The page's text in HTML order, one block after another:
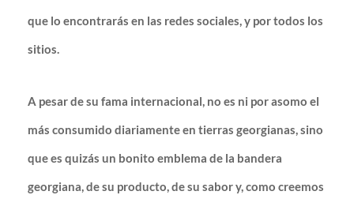
que lo encontrarás en las redes sociales, y por todos los
sitios.
A pesar de su fama internacional, no es ni por asomo el
más consumido diariamente en tierras georgianas, sino
que es quizás un bonito emblema de la bandera
georgiana, de su producto, de su sabor y, como creemos